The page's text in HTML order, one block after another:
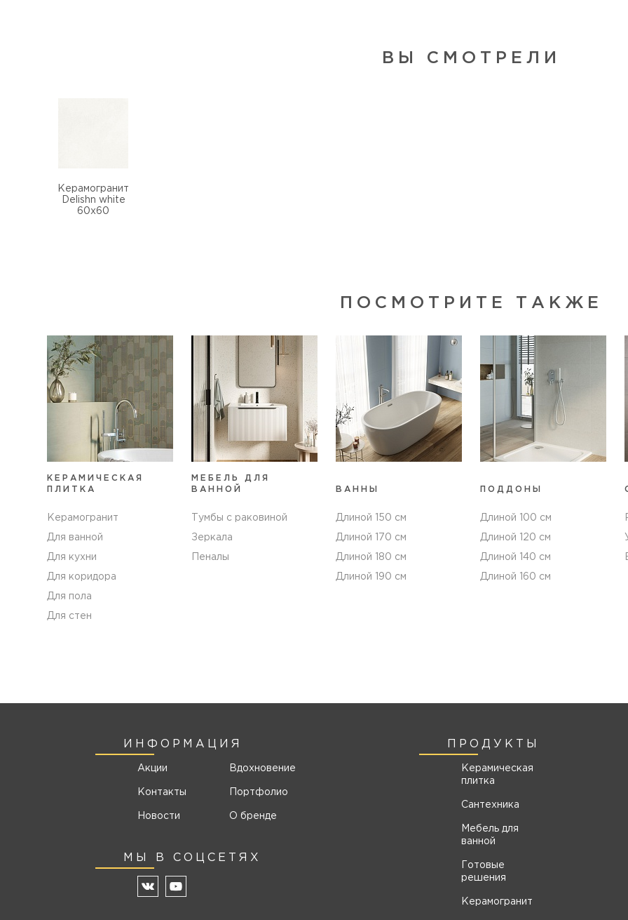
ВЫ СМОТРЕЛИ
Керамогранит
Delishn white
60х60
ПОСМОТРИТЕ ТАКЖЕ
КЕРАМИЧЕСКАЯ
ПЛИТКА
Керамогранит
Для ванной
Для кухни
Для коридора
Для пола
Для стен
МЕБЕЛЬ ДЛЯ
ВАННОЙ
Тумбы с раковиной
Зеркала
Пеналы
ВАННЫ
Длиной 150 см
Длиной 170 см
Длиной 180 см
Длиной 190 см
ПОДДОНЫ
Длиной 100 см
Длиной 120 см
Длиной 140 см
Длиной 160 см
ИНФОРМАЦИЯ
Акции
Контакты
Новости
Вдохновение
Портфолио
О бренде
МЫ В СОЦСЕТЯХ
ПРОДУКТЫ
Керамическая
плитка
Сантехника
Мебель для
ванной
Готовые
решения
Керамогранит